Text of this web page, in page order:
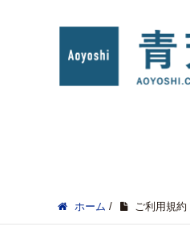
ホーム / ご利用規約